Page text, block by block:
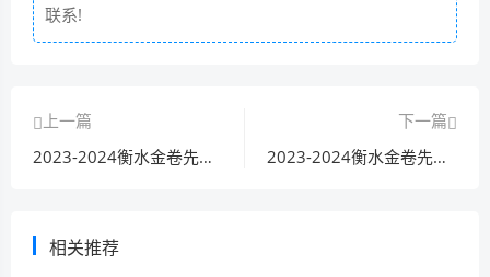
联系!
上一篇
2023-2024衡水金卷先享题高三一轮复习单元检测卷(湖北专版)化学(一)1试题 答案
下一篇
2023-2024衡水金卷先享题·高三一轮复习40分钟单元检测卷·理数(jj·b版)(一)1试题 答案
相关推荐